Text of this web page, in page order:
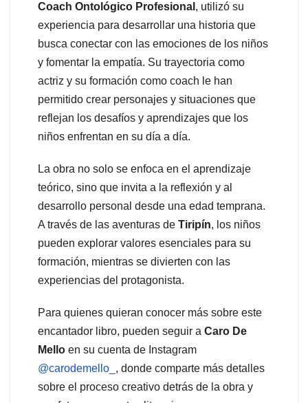
Coach Ontológico Profesional , utilizó su
experiencia para desarrollar una historia que
busca conectar con las emociones de los niños
y fomentar la empatía. Su trayectoria como
actriz y su formación como coach le han
permitido crear personajes y situaciones que
reflejan los desafíos y aprendizajes que los
niños enfrentan en su día a día.
La obra no solo se enfoca en el aprendizaje
teórico, sino que invita a la reflexión y al
desarrollo personal desde una edad temprana.
A través de las aventuras de Tiripín, los niños
pueden explorar valores esenciales para su
formación, mientras se divierten con las
experiencias del protagonista.
Para quienes quieran conocer más sobre este
encantador libro, pueden seguir a Caro De
Mello en su cuenta de Instagram
@carodemello_ , donde comparte más detalles
sobre el proceso creativo detrás de la obra y